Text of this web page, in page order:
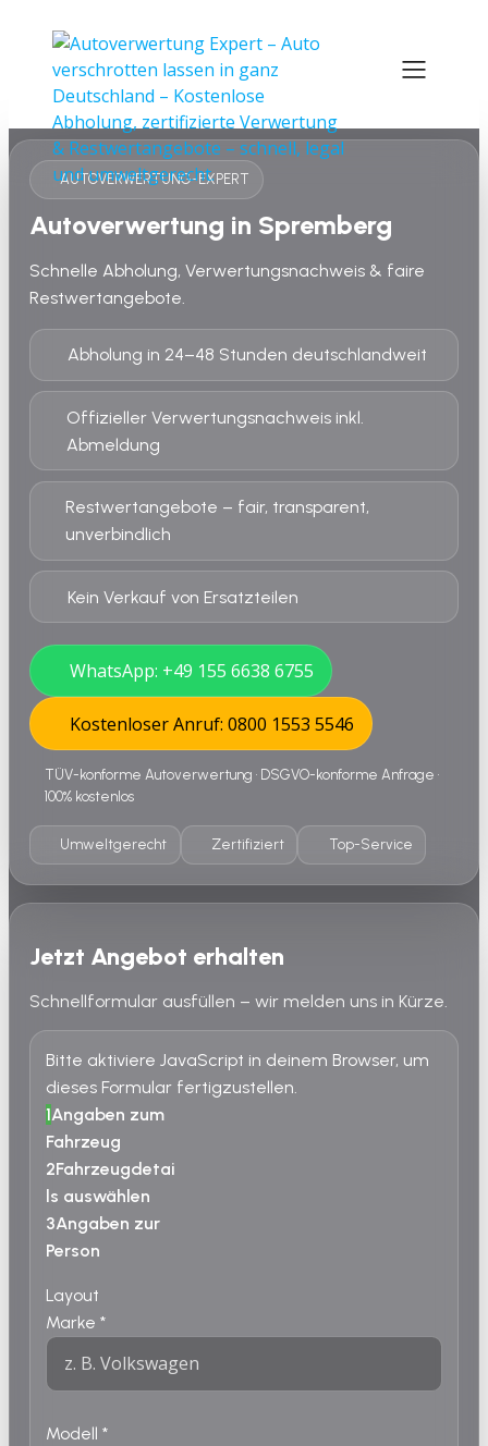
AUTOVERWERTUNG-EXPERT
Autoverwertung in Spremberg
Schnelle Abholung, Verwertungsnachweis & faire
Restwertangebote.
Abholung in 24–48 Stunden deutschlandweit
Offizieller Verwertungsnachweis inkl.
Abmeldung
Restwertangebote – fair, transparent,
unverbindlich
Kein Verkauf von Ersatzteilen
WhatsApp: +49 155 6638 6755
Kostenloser Anruf: 0800 1553 5546
TÜV-konforme Autoverwertung • DSGVO-konforme Anfrage •
100% kostenlos
Umweltgerecht Zertifiziert Top-Service
Jetzt Angebot erhalten
Schnellformular ausfüllen – wir melden uns in Kürze.
Bitte aktiviere JavaScript in deinem Browser, um
dieses Formular fertigzustellen.
1Angaben zum
Fahrzeug
2Fahrzeugdetai
ls auswählen
3Angaben zur
Person
Layout
Marke *
Modell *